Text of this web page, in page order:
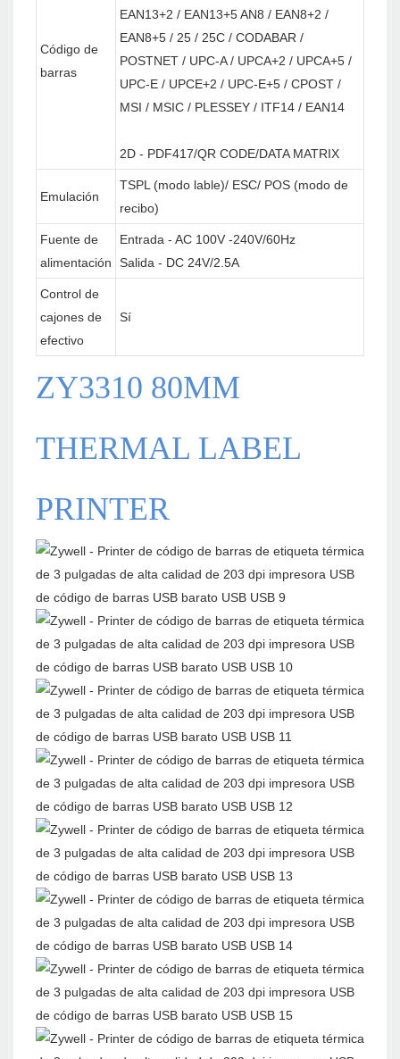
Código de
barras
EAN13+2 / EAN13+5 AN8 / EAN8+2 /
EAN8+5 / 25 / 25C / CODABAR /
POSTNET / UPC-A / UPCA+2 / UPCA+5 /
UPC-E / UPCE+2 / UPC-E+5 / CPOST /
MSI / MSIC / PLESSEY / ITF14 / EAN14
2D - PDF417/QR CODE/DATA MATRIX
Emulación
TSPL (modo lable)/ ESC/ POS (modo de
recibo)
Fuente de
alimentación
Entrada - AC 100V -240V/60Hz
Salida - DC 24V/2.5A
Control de
cajones de
efectivo
Sí
ZY3310 80MM
THERMAL LABEL
PRINTER